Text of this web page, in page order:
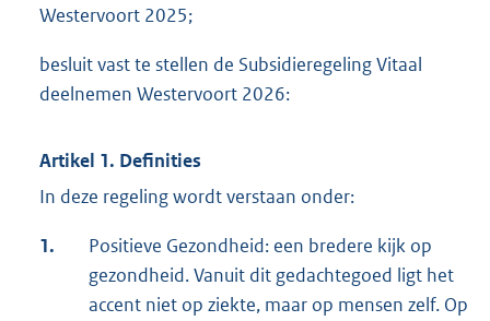
Westervoort 2025;
besluit vast te stellen de Subsidieregeling Vitaal
deelnemen Westervoort 2026:
Artikel 1. Definities
In deze regeling wordt verstaan onder:
1.
Positieve Gezondheid: een bredere kijk op
gezondheid. Vanuit dit gedachtegoed ligt het
accent niet op ziekte, maar op mensen zelf. Op